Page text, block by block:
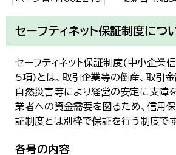
セーフティネット保証制度につ
セーフティネット保証制度(中小企業
5項)とは、取引企業等の倒産、取引金
自然災害等により経営の安定に支障
業者への資金需要を図るため、信用
証制度とは別枠で保証を行う制度です
各号の内容